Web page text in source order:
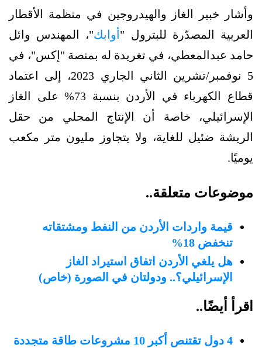
وأشار خبير الغاز والهيدروجين في منظمة الأقطار
العربية المصدّرة للبترول " أوابك"، المهندس وائل
حامد عبدالمعطي، في تغريدة له بمنصة "إكس"، في
5 نوفمبر/تشرين الثاني الجاري 2023، إلى اعتماد
قطاع الكهرباء في الأردن بنسبة 73% على الغاز
الإسرائيلي، خاصة أن الإنتاج المحلي من حقل
الريشة ضئيل للغاية، ولا يتجاوز مليون متر مكعب
يوميًا.
موضوعات متعلقة..
قيمة واردات الأردن من النفط ومشتقاته
تنخفض 18%
هل يلغي الأردن اتفاق استيراد الغاز
الإسرائيلي؟.. ودولتان في الصورة (خاص)
اقرأ أيضًا..
4 دول تقتنص أكبر 10 مشروعات طاقة متجددة